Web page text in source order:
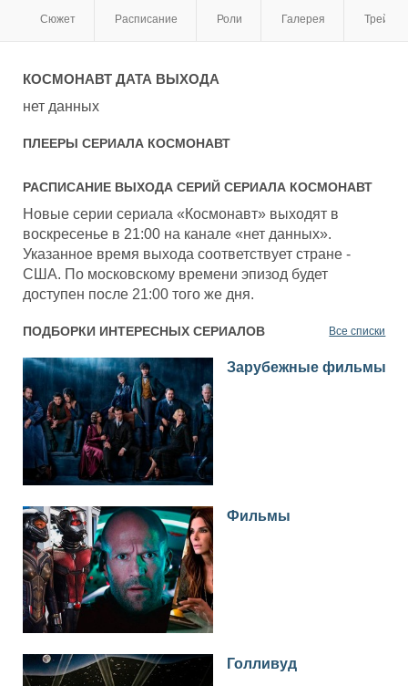
Сюжет Расписание Роли Галерея
КОСМОНАВТДАТА ВЫХОДА
нет данных
ПЛЕЕРЫ СЕРИАЛА КОСМОНАВТ
РАСПИСАНИЕ ВЫХОДА СЕРИЙ СЕРИАЛА КОСМОНАВТ
Новые серии сериала «Космонавт» выходят в
воскресенье в 21:00 на канале «нет данных».
Указанное время выхода соответствует стране -
США. По московскому времени эпизод будет
доступен после 21:00 того же дня.
ПОДБОРКИ ИНТЕРЕСНЫХ СЕРИАЛОВ Все списки
Зарубежные фильмы
Фильмы
Голливуд